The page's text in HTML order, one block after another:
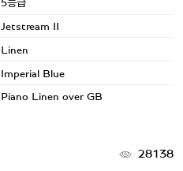
5등급
Jetstream II
Linen
Imperial Blue
Piano Linen over GB
28138